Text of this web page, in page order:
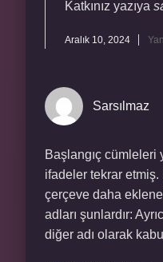
Katkınız yazıya
Aralık 10, 2024
Sarsılmaz
Başlangıç cümleleri
ifadeler tekrar
çerçeve daha
adları şunlardır:
diğer adı olarak